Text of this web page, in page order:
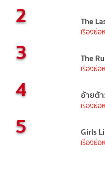
2 The
เรื่องย่อ
3 The
เรื่องย่อ
4 อ้ายต้า
เรื่องย่อ
5 Girls
เรื่องย่อ